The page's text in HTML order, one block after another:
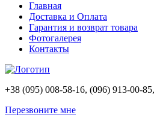
Главная
Доставка и Оплата
Гарантия и возврат товара
Фотогалерея
Контакты
+38 (095) 008-58-16, (096) 913-00-
Перезвоните мне